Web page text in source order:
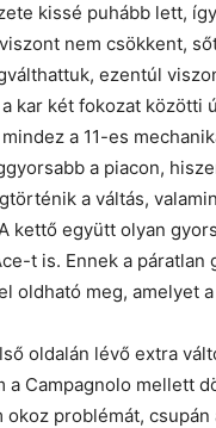
kissé puhább lett,
nem csökkent,
ezentúl
kar két fokozat közötti
a 11-es
a piacon,
a váltás,
kettő együtt olyan
t is. Ennek a páratlan
oldható meg, amelyet a
oldalán lévő extra
a Campagnolo mellett
problémát,